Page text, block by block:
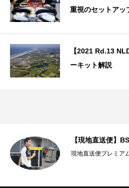
重視のセットアッ
【2021 Rd.13
ーキット解説
【現地直送便】
現地直送便プレミア